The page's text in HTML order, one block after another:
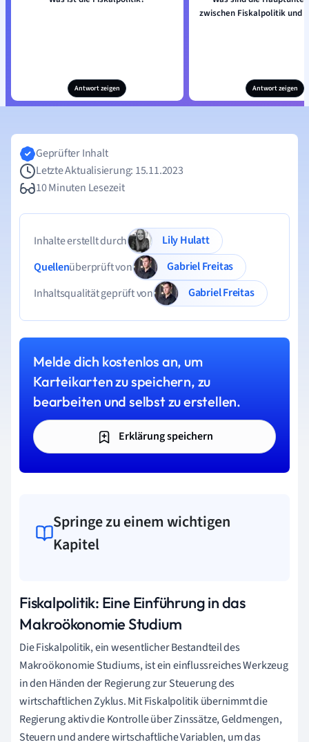
Antwort zeigen
zwischen Fiskalpolitik und
Antwort zeigen
Geprüfter Inhalt
Letzte Aktualisierung: 15.11.2023
10 Minuten Lesezeit
Inhalte erstellt durch
Lily Hulatt
Quellenüberprüft von
Gabriel Freitas
Inhaltsqualität geprüft von
Gabriel Freitas
Melde dich kostenlos an, um
Karteikarten zu speichern, zu
bearbeiten und selbst zu erstellen.
Erklärung speichern
Springe zu einem wichtigen
Kapitel
Fiskalpolitik: Eine Einführung in das
Makroökonomie Studium
Die Fiskalpolitik, ein wesentlicher Bestandteil des
Makroökonomie Studiums, ist ein einflussreiches Werkzeug
in den Händen der Regierung zur Steuerung des
wirtschaftlichen Zyklus. Mit Fiskalpolitik übernimmt die
Regierung aktiv die Kontrolle über Zinssätze, Geldmengen,
Steuern und andere wirtschaftliche Variablen, um das